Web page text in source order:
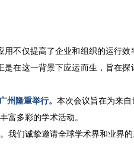
不仅提高了企业和组织的运行
在这一背景下应运而生，旨在探
州隆重举行。 本次会议旨在为来
富多彩的学术活动。
我们诚挚邀请全球学术界和业界